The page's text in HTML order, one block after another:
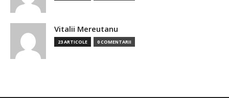
Vitalii Mereutanu
23 ARTICOLE 0 COMENTARII